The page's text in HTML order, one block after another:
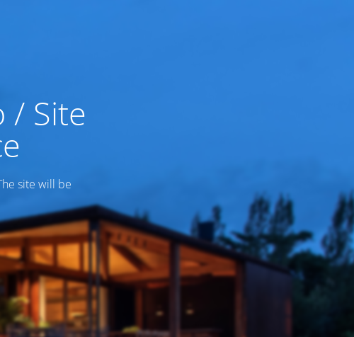
/ Site
site will be